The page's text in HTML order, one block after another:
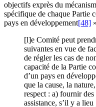
objectifs exprès du
spécifique de chaque Partie
pays en développement[48]
[l]e Comité peut
suivantes en vue de
de régler les cas de
capacité de la Partie
d’un pays en
que la cause, la
respect : a) fournir
assistance, s’il y a